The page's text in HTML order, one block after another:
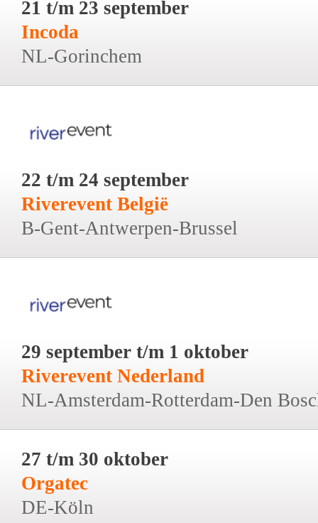
21 t/m 23 september
Incoda
NL-Gorinchem
22 t/m 24 september
Riverevent België
B-Gent-Antwerpen-Brussel
29 september t/m 1 oktober
Riverevent Nederland
NL-Amsterdam-Rotterdam-Den
27 t/m 30 oktober
Orgatec
DE-Köln